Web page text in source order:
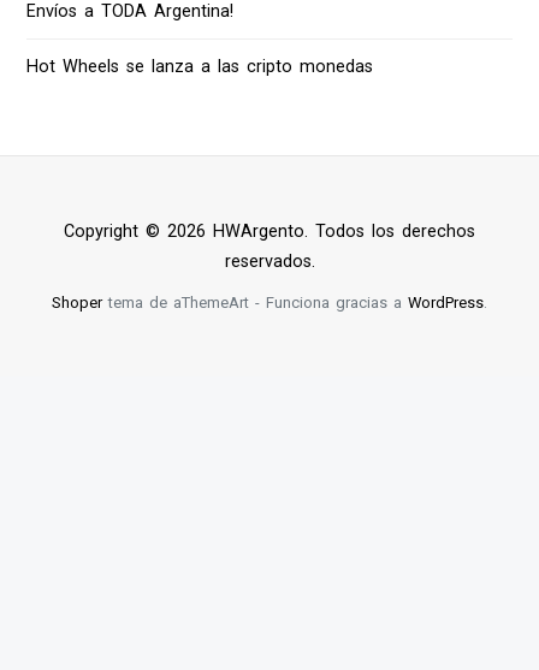
Envíos a TODA Argentina!
Hot Wheels se lanza a las cripto monedas
Copyright © 2026 HWArgento. Todos los derechos
reservados.
Shopertema de aThemeArt - Funciona gracias a WordPress.